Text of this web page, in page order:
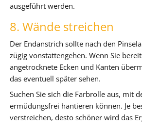
ausgeführt werden.
8. Wände streichen
Der Endanstrich sollte nach den
zügig vonstattengehen. Wenn Sie
angetrocknete Ecken und Kanten
das eventuell später sehen.
Suchen Sie sich die Farbrolle aus, mit
ermüdungsfrei hantieren können. Je
verstreichen, desto schöner wird das